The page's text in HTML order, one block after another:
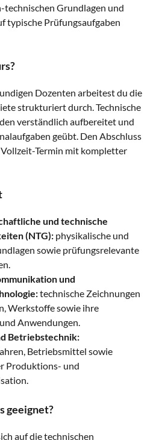
Grundlagen und
typische Prüfungsaufgaben
Dozenten arbeitest du die
strukturiert durch. Technische
verständlich aufbereitet und
geübt. Den Abschluss
Termin mit kompletter
und technische
(NTG): physikalische und
sowie prüfungsrelevante
und
technische Zeichnungen
Werkstoffe sowie ihre
Anwendungen.
Betriebstechnik:
Betriebsmittel sowie
Produktions- und
geeignet?
auf die technischen